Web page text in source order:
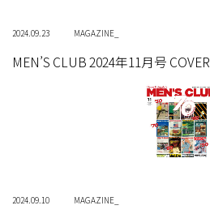
2024.09.23 MAGAZINE_
MEN’S CLUB 2024年11月号 COVER
2024.09.10 MAGAZINE_